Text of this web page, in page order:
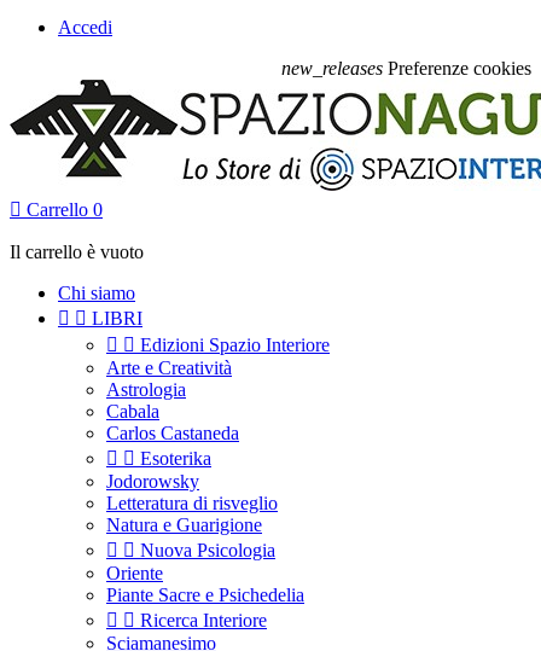
Accedi
new_releases Preferenze cookies
 Carrello 0
Il carrello è vuoto
Chi siamo
  LIBRI
  Edizioni Spazio Interiore
Arte e Creatività
Astrologia
Cabala
Carlos Castaneda
  Esoterika
Jodorowsky
Letteratura di risveglio
Natura e Guarigione
  Nuova Psicologia
Oriente
Piante Sacre e Psichedelia
  Ricerca Interiore
Sciamanesimo